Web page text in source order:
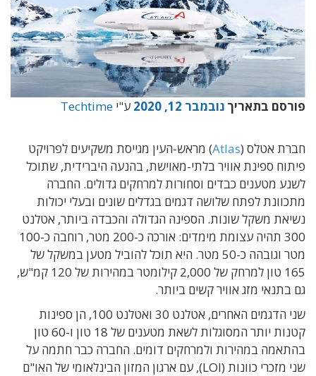
פורסם בתאריך נובמבר 12, 2020 ע"י Techtime
חברת אטלס (Atlas) מראש-העין מגייסת משקיעים לפרויקט
פיתוח ספינת אוויר בלתי-מאוישת, בהנעה היברידית, שתוכל
לשנע מטענים כבדים וסחורות למרחקים גדולים. החברה
מתכוונת לפתח שלושה דגמים בגדלים שונים ובעלי יכולות
נשיאת משקל שונות. הספינה הגדולה והכבדה ביותר, אטלנט
300 תהיה עצומת מימדים: אורכה כ-200 מטר, רוחבה כ-100
מטר וגובהה כ-50 מטר. היא תוכל להוביל מטען במשקל של
165 טון למרחק של 2,000 קילומטר במהירות של 120 קמ"ש,
גם בתנאי מזג אוויר קשים ביותר.
שני הדגמים האחרים, אטלנט 30 ואטלנט 100, הן ספינות
קטנות יותר המסוגלות לשאת מטענים של 18 טון ו-60 טון
בהתאמה במהירות ולמרחקים דומים. החברה כבר חתמה על
שני מזכרי כוונות (LOI), עם ארגון המזון הבינלאומי של האו"ם